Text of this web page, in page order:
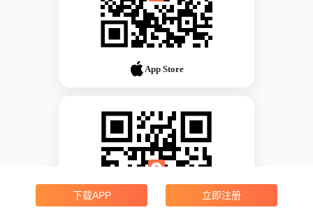
App Store
下载APP 立即注册